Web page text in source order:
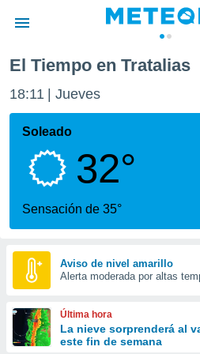
de
por
que se
calidad.
a este
las
y
forma
digital
basada
El Tiempo en Tratalias
18:11 Jueves
Soleado
32°
Sensación de 35°
Aviso de nivel amarillo
Alerta moderada por altas
Última hora
La nieve sorprenderá al
este fin de semana